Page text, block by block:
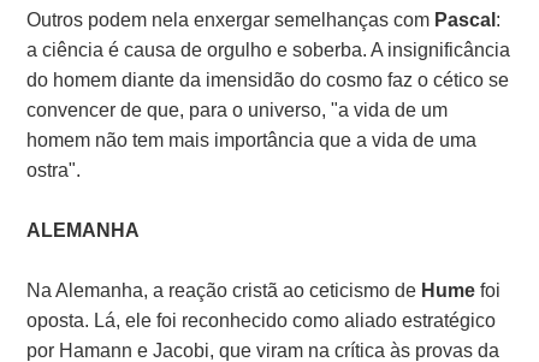
Outros podem nela enxergar semelhanças com Pascal :
a ciência é causa de orgulho e soberba. A insignificância
do homem diante da imensidão do cosmo faz o cético se
convencer de que, para o universo, "a vida de um
homem não tem mais importância que a vida de uma
ostra".
ALEMANHA
Na Alemanha, a reação cristã ao ceticismo de Humefoi
oposta. Lá, ele foi reconhecido como aliado estratégico
por Hamann e Jacobi, que viram na crítica às provas da